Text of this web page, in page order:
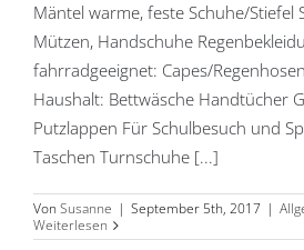
Mäntel warme, feste Schuhe/Stiefel
Mützen, Handschuhe
fahrradgeeignet: Capes/
Haushalt: Bettwäsche Handtücher
Putzlappen Für Schulbesuch und
Taschen Turnschuhe [...]
Von Susanne | September 5th, 2017 |
Weiterlesen